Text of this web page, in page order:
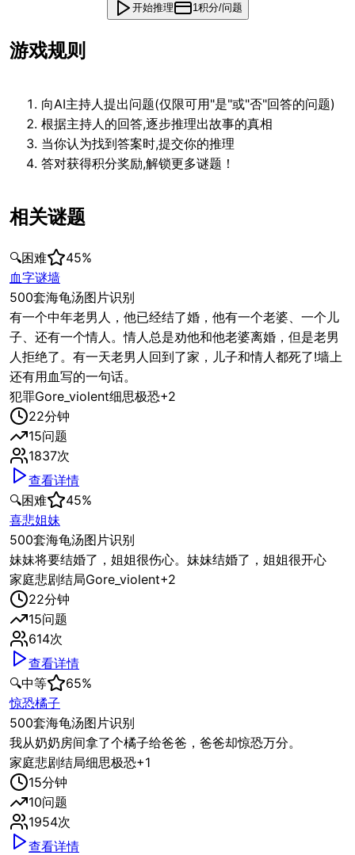
开始推理 1积分/问题
游戏规则
向AI主持人提出问题(仅限可用"是"或"否"回答的问题)
根据主持人的回答,逐步推理出故事的真相
当你认为找到答案时,提交你的推理
答对获得积分奖励,解锁更多谜题！
相关谜题
🔍困难 45%
血字谜墙
500套海龟汤图片识别
有一个中年老男人，他已经结了婚，他有一个老婆、一个儿
子、还有一个情人。情人总是劝他和他老婆离婚，但是老男
人拒绝了。有一天老男人回到了家，儿子和情人都死了!墙上
还有用血写的一句话。
犯罪Gore_violent细思极恐+2
22分钟
15问题
1837次
查看详情
🔍困难 45%
喜悲姐妹
500套海龟汤图片识别
妹妹将要结婚了，姐姐很伤心。妹妹结婚了，姐姐很开心
家庭悲剧结局Gore_violent+2
22分钟
15问题
614次
查看详情
🔍中等 65%
惊恐橘子
500套海龟汤图片识别
我从奶奶房间拿了个橘子给爸爸，爸爸却惊恐万分。
家庭悲剧结局细思极恐+1
15分钟
10问题
1954次
查看详情